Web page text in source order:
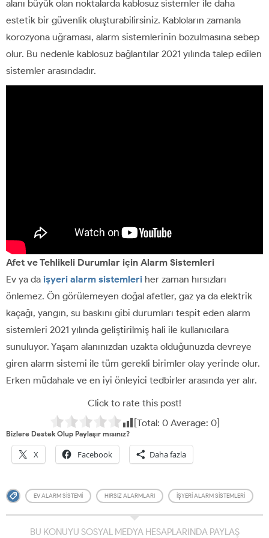
alanı büyük olan noktalarda kablosuz sistemler ile daha
estetik bir güvenlik oluşturabilirsiniz. Kabloların zamanla
korozyona uğraması, alarm sistemlerinin bozulmasına sebep
olur. Bu nedenle kablosuz bağlantılar 2021 yılında talep edilen
sistemler arasındadır.
Afet ve Tehlikeli Durumlar için Alarm Sistemleri
Ev ya da işyeri alarm sistemleri her zaman hırsızları
önlemez. Ön görülemeyen doğal afetler, gaz ya da elektrik
kaçağı, yangın, su baskını gibi durumları tespit eden alarm
sistemleri 2021 yılında geliştirilmiş hali ile kullanıcılara
sunuluyor. Yaşam alanınızdan uzakta olduğunuzda devreye
giren alarm sistemi ile tüm gerekli birimler olay yerinde olur.
Erken müdahale ve en iyi önleyici tedbirler arasında yer alır.
Click to rate this post!
[Total: 0Average: 0]
Bizlere Destek Olup Paylaşır mısınız?
X Facebook Daha fazla
EV ALARM SISTEMI HIRSIZ ALARMLARI IŞYERI ALARM SISTEMLERI
BU KONUYU SOSYAL MEDYA HESAPLARINDA PAYLAŞ